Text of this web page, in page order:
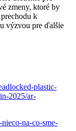
zmeny, ktoré by
k
výzvou pre ďalšie
plastic-
2025/ar-
na-co-sme-